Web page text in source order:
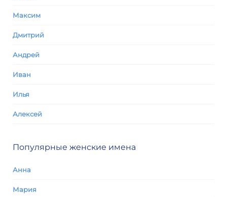
Максим
Дмитрий
Андрей
Иван
Илья
Алексей
Популярные женские имена
Анна
Мария